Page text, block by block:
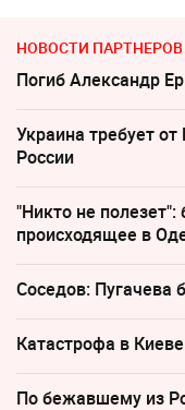
НОВОСТИ ПАРТНЕРОВ
Погиб Александр
Украина требует
России
"Никто не полезет":
происходящее в
Соседов: Пугачева
Катастрофа в
По бежавшему из